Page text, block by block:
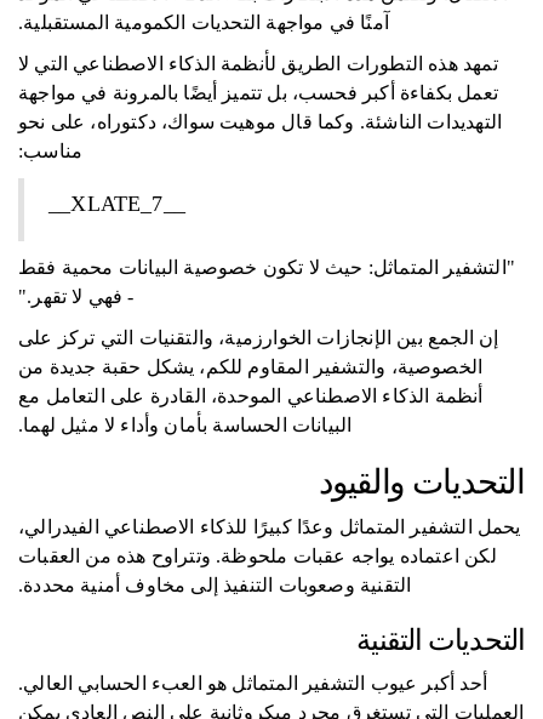
آمنًا في مواجهة التحديات الكمومية المستقبلية.
تمهد هذه التطورات الطريق لأنظمة الذكاء الاصطناعي التي لا
تعمل بكفاءة أكبر فحسب، بل تتميز أيضًا بالمرونة في مواجهة
التهديدات الناشئة. وكما قال موهيت سواك، دكتوراه، على نحو
مناسب:
"التشفير المتماثل: حيث لا تكون خصوصية البيانات محمية فقط
- فهي لا تقهر."
إن الجمع بين الإنجازات الخوارزمية، والتقنيات التي تركز على
الخصوصية، والتشفير المقاوم للكم، يشكل حقبة جديدة من
أنظمة الذكاء الاصطناعي الموحدة، القادرة على التعامل مع
البيانات الحساسة بأمان وأداء لا مثيل لهما.
التحديات والقيود
يحمل التشفير المتماثل وعدًا كبيرًا للذكاء الاصطناعي الفيدرالي،
لكن اعتماده يواجه عقبات ملحوظة. وتتراوح هذه من العقبات
التقنية وصعوبات التنفيذ إلى مخاوف أمنية محددة.
التحديات التقنية
أحد أكبر عيوب التشفير المتماثل هو العبء الحسابي العالي.
العمليات التي تستغرق مجرد ميكروثانية على النص العادي يمكن